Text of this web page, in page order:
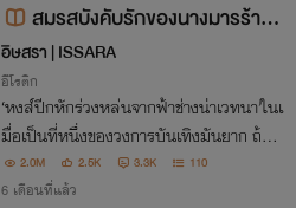
สมรสบังคับรักของนางมารร้าย
#เฮียหลิงอย่าเล่นตัว
อิษสรา | ISSARA
อีโรติก
‘หงส์ปีกหักร่วงหล่นจากฟ้าช่างน่าเวทนา’ในเ
มื่อเป็นที่หนึ่งของวงการบันเทิงมันยาก ถ้าอ
ย่างนั้นขอเป็นสะใภ้ตระกูลอันดับ1ของจีนแท
นละกัน ผู้ชายที่ผู้หญิงต่างหมายปองต้องการ
2.0M 2.5K 3.3K 110
6 เดือนที่แล้ว